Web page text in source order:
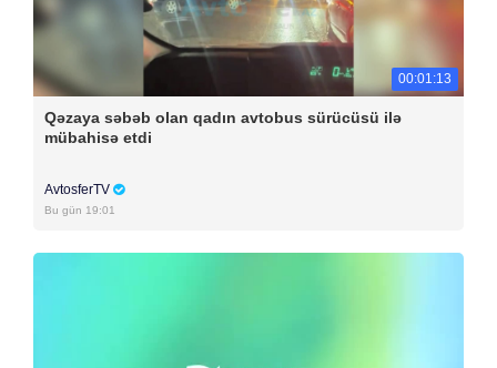
00:01:13
Qəzaya səbəb olan qadın avtobus sürücüsü ilə
mübahisə etdi
AvtosferTV
Bu gün 19:01